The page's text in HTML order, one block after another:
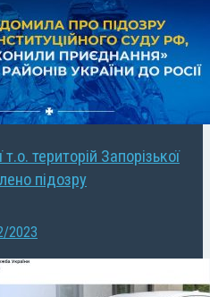
територій Запорізької
підозру
2023